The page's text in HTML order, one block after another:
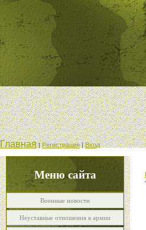
Главная|Регистрация|Вход
Меню сайта
Военные новости
Неуставные отношения в армии